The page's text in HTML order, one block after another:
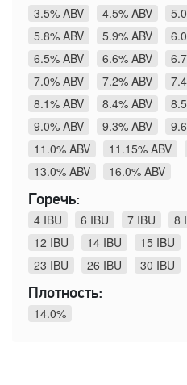
3.5% ABV
4.5% ABV
5.8% ABV
5.9% ABV
6.5% ABV
6.6% ABV
7.0% ABV
7.2% ABV
8.1% ABV
8.4% ABV
9.0% ABV
9.3% ABV
11.0% ABV
11.15% ABV
13.0% ABV
16.0% ABV
Горечь:
4 IBU
6 IBU 7 IBU 8
12 IBU
14 IBU 15 IBU
23 IBU
26 IBU 30 IBU
Плотность:
14.0%